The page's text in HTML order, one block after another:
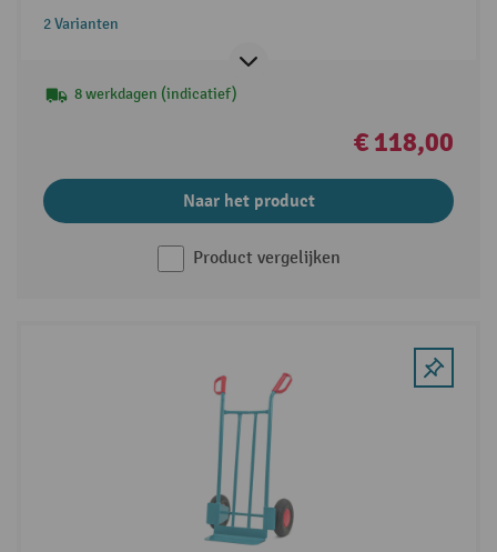
2 Varianten
8 werkdagen (indicatief)
€ 118,00
Naar het product
Product vergelijken